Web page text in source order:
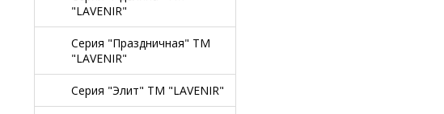
"LAVENIR"
Серия "Праздничная" TM
"LAVENIR"
Серия "Элит" TM "LAVENIR"